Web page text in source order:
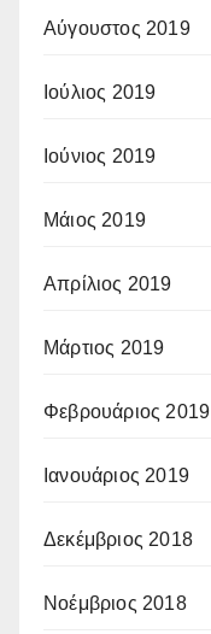
Αύγουστος 2019
Ιούλιος 2019
Ιούνιος 2019
Μάιος 2019
Απρίλιος 2019
Μάρτιος 2019
Φεβρουάριος 2019
Ιανουάριος 2019
Δεκέμβριος 2018
Νοέμβριος 2018